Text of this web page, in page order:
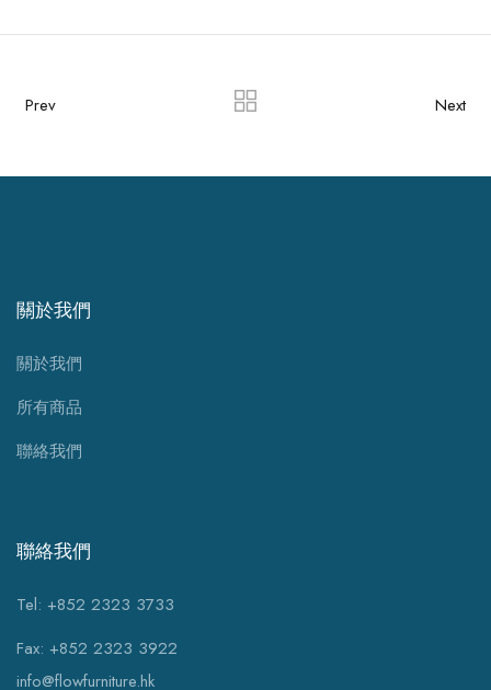
Prev Next
關於我們
關於我們
所有商品
聯絡我們
聯絡我們
Tel: +852 2323 3733
Fax: +852 2323 3922
info@flowfurniture.hk